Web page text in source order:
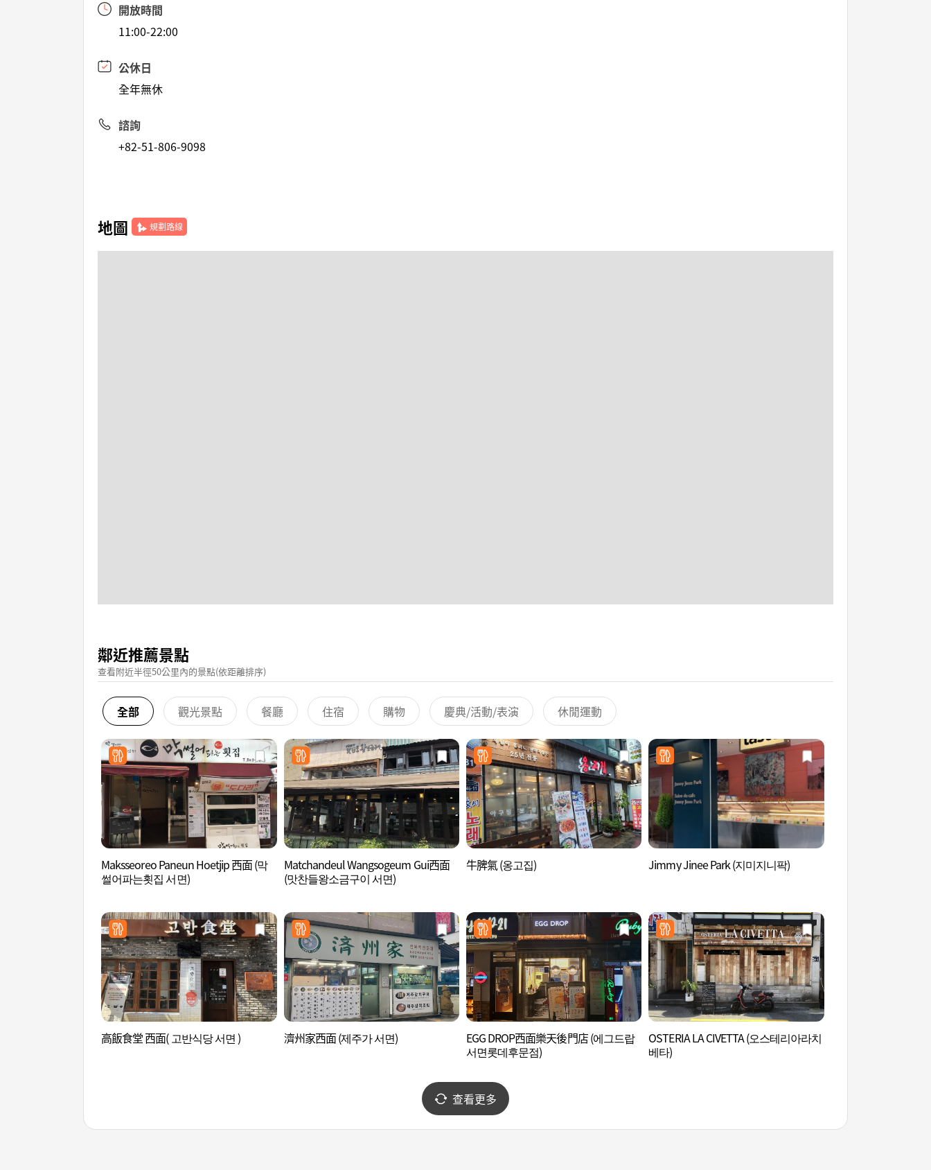
開放時間
11:00-22:00
公休日
全年無休
諮詢
+82-51-806-9098
地圖 規劃路線
鄰近推薦景點
查看附近半徑50公里內的景點(依距離排序)
全部 觀光景點 餐廳 住宿 購物 慶典/活動/表演 休閒運動
Maksseoreo Paneun Hoetjip 西面 (막
썰어파는횟집 서면)
Matchandeul Wangsogeum Gui西面
(맛찬들왕소금구이 서면)
牛脾氣 (옹고집) Jimmy Jinee Park (지미지니팍)
高飯食堂 西面( 고반식당 서면 ) 濟州家西面 (제주가 서면)
EGG DROP西面樂天後門店 (에그드랍
서면롯데후문점)
OSTERIA LA CIVETTA (오스테리아라치
베타)
查看更多